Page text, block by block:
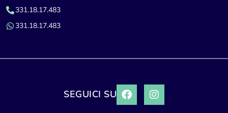
331.18.17.483
331.18.17.483
SEGUICI SU